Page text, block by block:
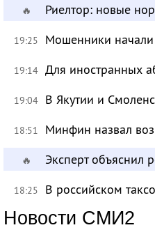
🔥 Риелтор: новые
19:25 Мошенники начали
19:14 Для иностранных
19:04 В Якутии и
18:51 Минфин назвал
🔥 Эксперт объяснил
18:25 В российском
Новости СМИ2